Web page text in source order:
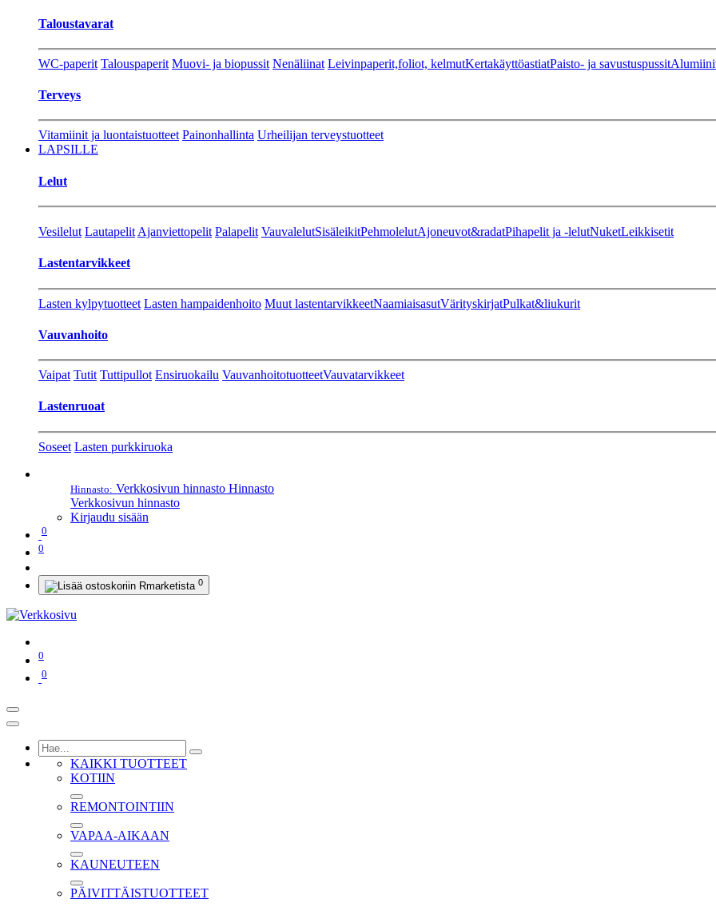
Taloustavarat
WC-paperit Talouspaperit Muovi- ja biopussit Nenäliinat Leivinpaperit,foliot, kelmutKertakäyttöastiatPaisto- ja savustuspussit
Terveys
Vitamiinit ja luontaistuotteet Painonhallinta Urheilijan terveystuotteet
LAPSILLE
Lelut
Vesilelut Lautapelit Ajanviettopelit Palapelit VauvalelutSisäleikitPehmolelutAjoneuvot&radatPihapelit ja -lelutNuketLeikkisetit
Lastentarvikkeet
Lasten kylpytuotteet Lasten hampaidenhoito Muut lastentarvikkeetNaamiaisasutVärityskirjatPulkat&liukurit
Vauvanhoito
Vaipat Tutit Tuttipullot Ensiruokailu VauvanhoitotuotteetVauvatarvikkeet
Lastenruoat
Soseet Lasten purkkiruoka
Hinnasto: Verkkosivun hinnasto Hinnasto
Verkkosivun hinnasto
Kirjaudu sisään
0
0
0
0
0
KAIKKI TUOTTEET
KOTIIN
REMONTOINTIIN
VAPAA-AIKAAN
KAUNEUTEEN
PÄIVITTÄISTUOTTEET